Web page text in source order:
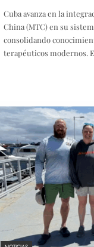
Cuba avanza en la
China (MTC) en su
consolidando
terapéuticos modernos.